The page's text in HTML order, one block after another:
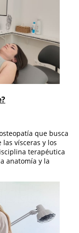
que busca
vísceras y los
terapéutica
anatomía y la